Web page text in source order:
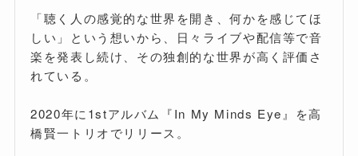
「聴く人の感覚的な世界を開き、何かを感じてほ
しい」という想いから、日々ライブや配信等で音
楽を発表し続け、その独創的な世界が高く評価さ
れている。
2020年に1stアルバム『In My Minds Eye』を高
橋賢一トリオでリリース。